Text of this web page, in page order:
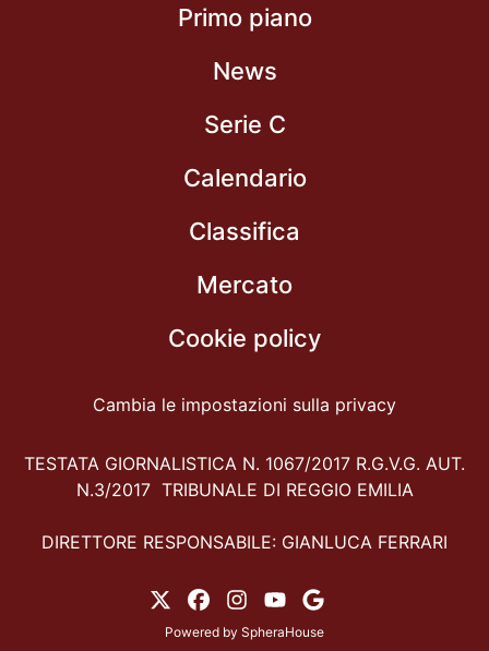
Primo piano
News
Serie C
Calendario
Classifica
Mercato
Cookie policy
Cambia le impostazioni sulla privacy
TESTATA GIORNALISTICA N. 1067/2017 R.G.V.G. AUT.
N.3/2017 TRIBUNALE DI REGGIO EMILIA
DIRETTORE RESPONSABILE: GIANLUCA FERRARI
Powered by SpheraHouse